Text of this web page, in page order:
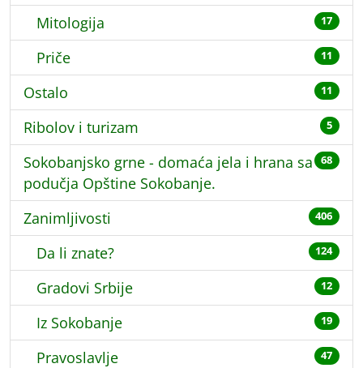
Mitologija 17
Priče 11
Ostalo 11
Ribolov i turizam 5
Sokobanjsko grne - domaća jela i hrana sa
podučja Opštine Sokobanje.
68
Zanimljivosti 406
Da li znate? 124
Gradovi Srbije 12
Iz Sokobanje 19
Pravoslavlje 47